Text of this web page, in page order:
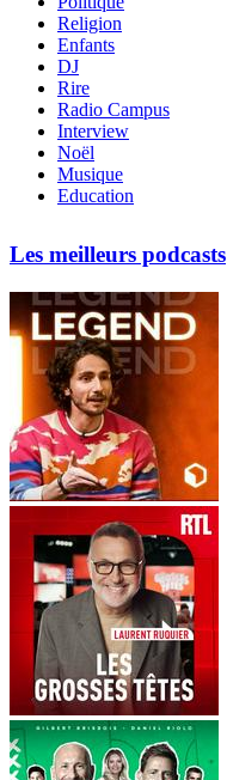
Religion
Enfants
DJ
Rire
Radio Campus
Interview
Noël
Musique
Education
Les meilleurs podcasts